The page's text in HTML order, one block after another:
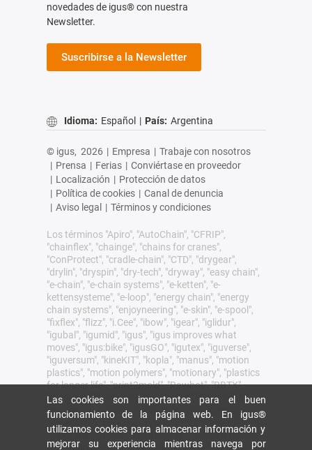
novedades de igus® con nuestra
Newsletter.
Suscribirse a la Newsletter
Idioma: Español | País: Argentina
© igus, 2026 | Empresa | Trabaje con nosotros
| Prensa | Ferias | Conviértase en proveedor
| Localización | Protección de datos
| Política de cookies | Canal de denuncia
| Aviso legal | Términos y condiciones
Los términos "Apiro", "AutoChain", "CFRIP",
"chainflex", "chainge", "chains for cranes",
"ConProtect", "cradle-chain", "CTD", "drygear",
"drylin", "dryspin", "dry-tech", "dryway", "easy chain",
"e-chain", "e-chain systems", "e-ketten", "e-
kettensysteme", "e-loop", "energy chain", "energy
chain systems", "enjoyneering", "e-skin", "e-spool",
"fixflex", "flizz", "i.Cee", "ibow", "igear", "iglidur",
"igubal", "igumid", "igus", "igus improves what
moves", "igus:bike", "igusGO", "igutex", "iguverse",
"iguversum", "kineKIT", "kopla", "manus", "motion
plastics", "motion polymers", "motionary", "plastics
for longer life", "print2mold", "Rawbot", "RBTX",
"readycable", "readychain", "ReBeL", "ReCyycle",
"reguse", "robolink", "Rohbot", "savfe", "speedigus",
"superwise", "take the dryway", "tribofilament",
"tribotape", "triflex", "twisterchain", "when it moves,
Las cookies son importantes para el buen
funcionamiento de la página web. En igus®
utilizamos cookies para almacenar información y
mejorar su experiencia mientras navega por